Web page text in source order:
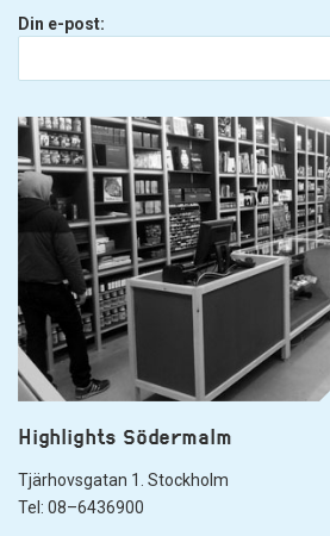
Din e-post:
Highlights Södermalm
Tjärhovsgatan 1. Stockholm
Tel: 08–6436900